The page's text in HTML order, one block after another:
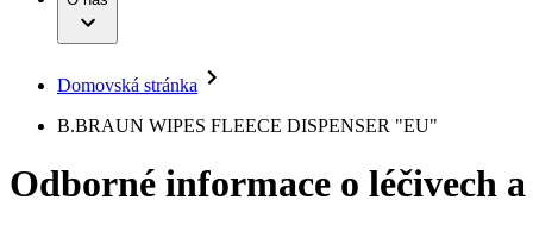
Léčba bolesti
Mimotělní očišťování krve
Neurochirurgie
Onkologie
Ortopedie
Onemocnění
B. Braun Avitum
Vaše příležitost​
Média
Tiskové zprávy
Kontakt
Domovská stránka
B.BRAUN WIPES FLEECE DISPENSER "EU"
Odborné informace o léčivech